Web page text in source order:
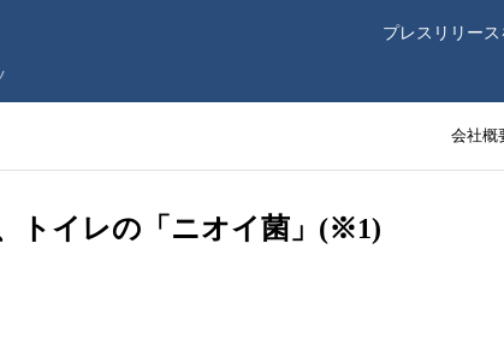
プレスリリー
会社概
トイレの「ニオイ菌」(※1)